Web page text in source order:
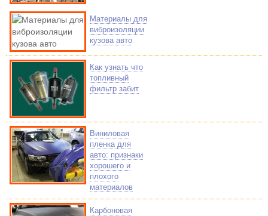
Материалы для
виброизоляции
кузова авто
Как узнать что
топливный
фильтр забит
Виниловая
пленка для
авто: признаки
хорошего и
плохого
материалов
Карбоновая